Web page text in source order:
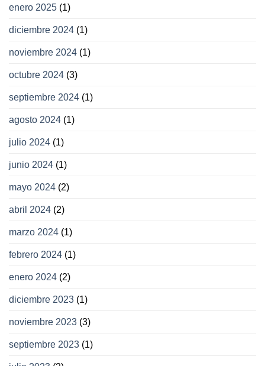
enero 2025 (1)
diciembre 2024 (1)
noviembre 2024 (1)
octubre 2024 (3)
septiembre 2024 (1)
agosto 2024 (1)
julio 2024 (1)
junio 2024 (1)
mayo 2024 (2)
abril 2024 (2)
marzo 2024 (1)
febrero 2024 (1)
enero 2024 (2)
diciembre 2023 (1)
noviembre 2023 (3)
septiembre 2023 (1)